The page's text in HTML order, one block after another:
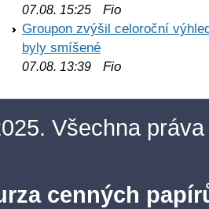
07.08. 15:25 Fio
Groupon zvýšil celoroční
byly smíšené
07.08. 13:39 Fio
Všechna práva
cenných